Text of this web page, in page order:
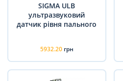
SIGMA ULB
ультразвуковий
датчик рівня пального
5932.20 грн